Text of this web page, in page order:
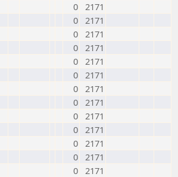
0 2171
0 2171
0 2171
0 2171
0 2171
0 2171
0 2171
0 2171
0 2171
0 2171
0 2171
0 2171
0 2171